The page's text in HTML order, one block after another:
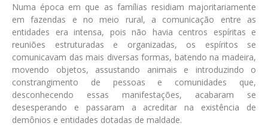
Numa época em que as famílias residiam majoritariamente
em fazendas e no meio rural, a comunicação entre as
entidades era intensa, pois não havia centros espíritas e
reuniões estruturadas e organizadas, os espíritos se
comunicavam das mais diversas formas, batendo na madeira,
movendo objetos, assustando animais e introduzindo o
constrangimento de pessoas e comunidades que,
desconhecendo essas manifestações, acabaram se
desesperando e passaram a acreditar na existência de
demônios e entidades dotadas de maldade.